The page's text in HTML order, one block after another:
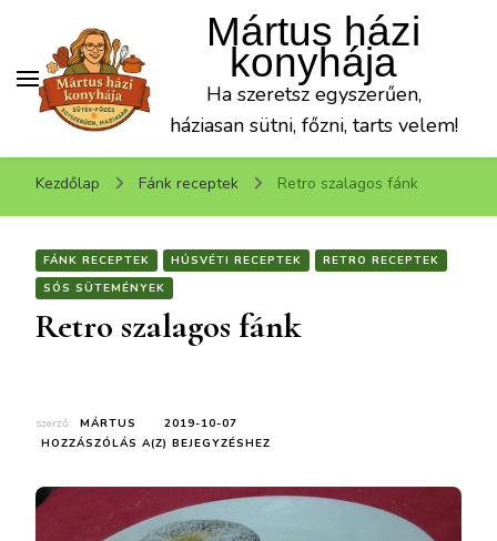
Mártus házi
konyhája
Ha szeretsz egyszerűen,
háziasan sütni, főzni, tarts velem!
Kezdőlap Fánk receptek Retro szalagos fánk
FÁNK RECEPTEK HÚSVÉTI RECEPTEK
RETRO RECEPTEK
SÓS SÜTEMÉNYEK
Retro szalagos fánk
szerző: MÁRTUS
2019-10-07
HOZZÁSZÓLÁS A(Z) RETRO
BEJEGYZÉSHEZ